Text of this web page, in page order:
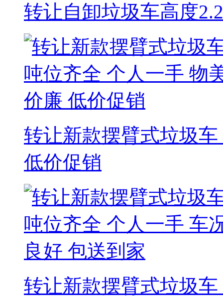
转让自卸垃圾车高度
转让新款摆臂式垃圾
低价促销
转让新款摆臂式垃圾